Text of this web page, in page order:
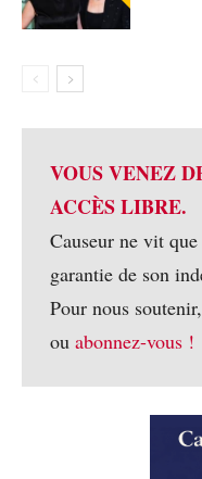
VOUS VENEZ
ACCÈS LIBRE.
Causeur ne vit
garantie de son
Pour nous
ou abonnez-vous !